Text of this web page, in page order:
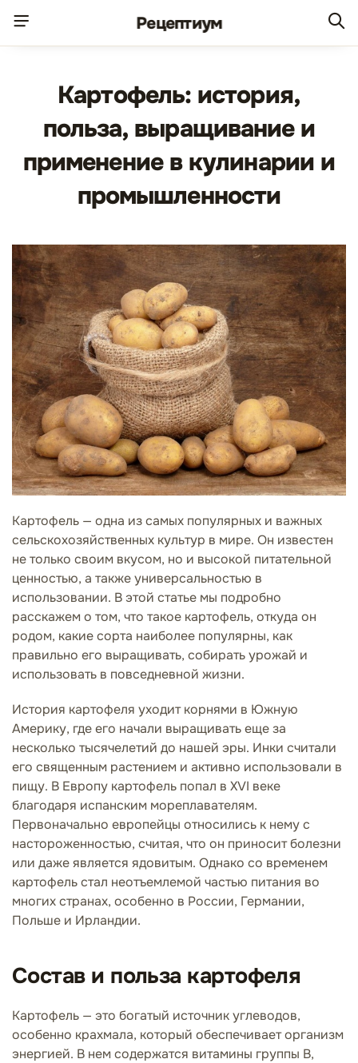
Рецептиум
Картофель: история,
польза, выращивание и
применение в кулинарии и
промышленности
Картофель — одна из самых популярных и важных
сельскохозяйственных культур в мире. Он известен
не только своим вкусом, но и высокой питательной
ценностью, а также универсальностью в
использовании. В этой статье мы подробно
расскажем о том, что такое картофель, откуда он
родом, какие сорта наиболее популярны, как
правильно его выращивать, собирать урожай и
использовать в повседневной жизни.
История картофеля уходит корнями в Южную
Америку, где его начали выращивать еще за
несколько тысячелетий до нашей эры. Инки считали
его священным растением и активно использовали в
пищу. В Европу картофель попал в XVI веке
благодаря испанским мореплавателям.
Первоначально европейцы относились к нему с
настороженностью, считая, что он приносит болезни
или даже является ядовитым. Однако со временем
картофель стал неотъемлемой частью питания во
многих странах, особенно в России, Германии,
Польше и Ирландии.
Состав и польза картофеля
Картофель — это богатый источник углеводов,
особенно крахмала, который обеспечивает организм
энергией. В нем содержатся витамины группы B,